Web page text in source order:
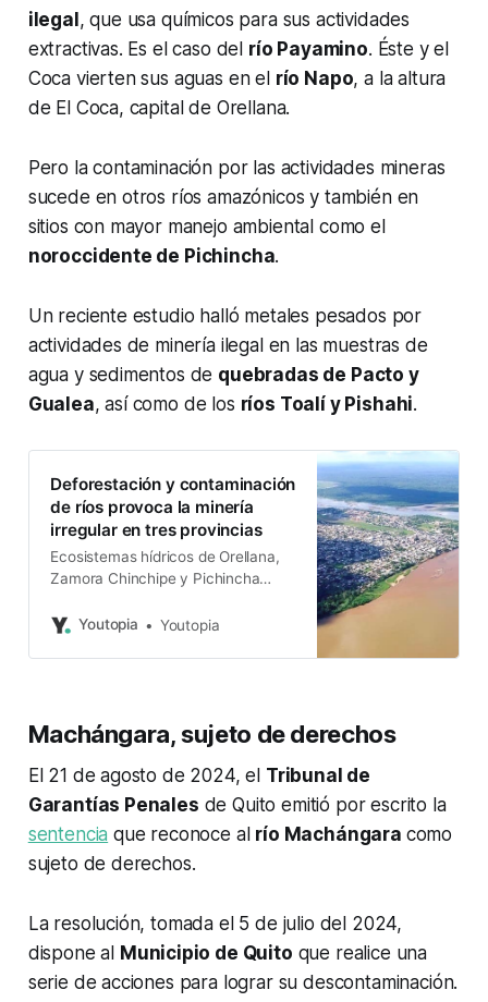
ilegal , que usa químicos para sus actividades
extractivas. Es el caso del río Payamino. Éste y el
Coca vierten sus aguas en el río Napo, a la altura
de El Coca, capital de Orellana.
Pero la contaminación por las actividades mineras
sucede en otros ríos amazónicos y también en
sitios con mayor manejo ambiental como el
noroccidente de Pichincha.
Un reciente estudio halló metales pesados por
actividades de minería ilegal en las muestras de
agua y sedimentos de quebradas de Pacto y
Gualea, así como de los ríos Toalí y Pishahi.
Deforestación y contaminación
de ríos provoca la minería
irregular en tres provincias
Ecosistemas hídricos de Orellana,
Zamora Chinchipe y Pichincha
universidades
Youtopia Youtopia
Machángara, sujeto de derechos
El 21 de agosto de 2024, el Tribunal de
Garantías Penales de Quito emitió por escrito la
sentencia que reconoce al río Machángara como
sujeto de derechos.
La resolución, tomada el 5 de julio del 2024,
dispone al Municipio de Quito que realice una
serie de acciones para lograr su descontaminación.